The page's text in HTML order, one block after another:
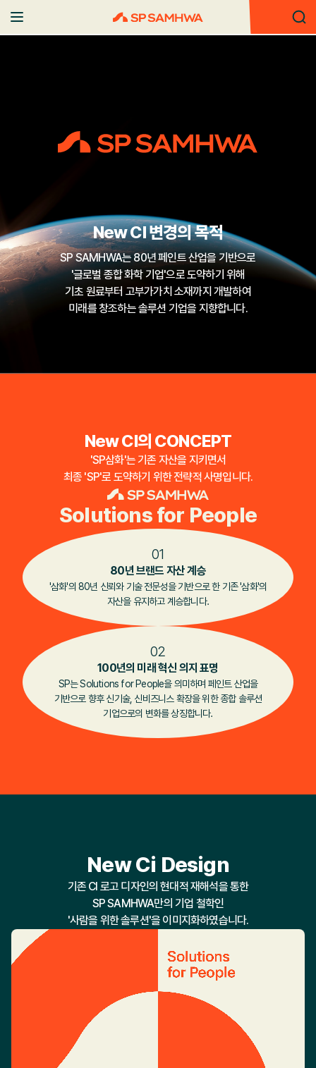
New CI 변경의 목적
SP SAMHWA는 80년 페인트 산업을 기반으로
'글로벌 종합 화학 기업'으로 도약하기 위해
기초 원료부터 고부가가치 소재까지 개발하여
미래를 창조하는 솔루션 기업을 지향합니다.
New CI의 CONCEPT
'SP삼화'는 기존 자산을 지키면서
최종 'SP'로 도약하기 위한 전략적 사명입니다.
Solutions for People
01
80년 브랜드 자산 계승
'삼화'의 80년 신뢰와 기술 전문성을 기반으로 한 기존 '삼화'의
자산을 유지하고 계승합니다.
02
100년의 미래 혁신 의지 표명
SP는 Solutions for People을 의미하며 페인트 산업을
기반으로 향후 신기술, 신비즈니스 확장을 위한 종합 솔루션
기업으로의 변화를 상징합니다.
New Ci Design
기존 CI 로고 디자인의 현대적 재해석을 통한
SP SAMHWA만의 기업 철학인
'사람을 위한 솔루션'을 이미지화하였습니다.